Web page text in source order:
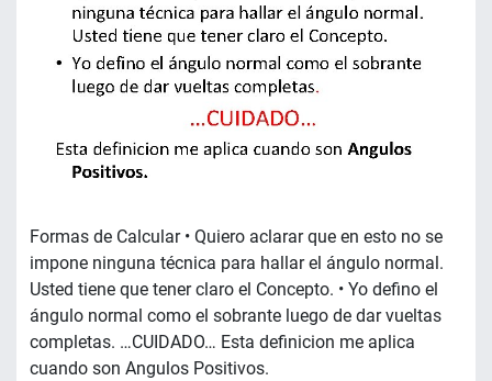
Formas de Calcular • Quiero aclarar que en esto no se
impone ninguna técnica para hallar el ángulo normal.
Usted tiene que tener claro el Concepto. • Yo defino el
ángulo normal como el sobrante luego de dar vueltas
completas. …CUIDADO… Esta definicion me aplica
cuando son Angulos Positivos.